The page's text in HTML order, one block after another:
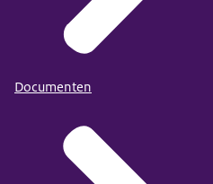
Documenten